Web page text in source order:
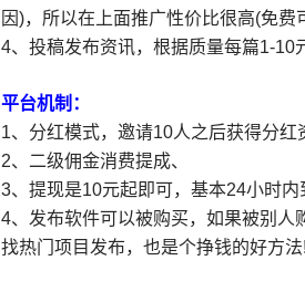
因)，所以在上面推广性价比很高(免
4、投稿发布资讯，根据质量每篇1-10
平台机制：
1、分红模式，邀请10人之后获得分
2、二级佣金消费提成、
3、提现是10元起即可，基本24小时内
4、发布软件可以被购买，如果被别人
找热门项目发布，也是个挣钱的好方法!